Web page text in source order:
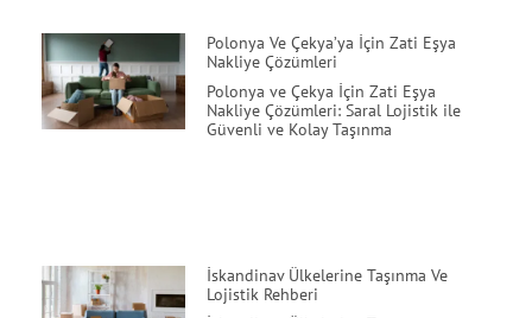
Polonya Ve Çekya’ya İçin Zati Eşya
Nakliye Çözümleri
Polonya ve Çekya İçin Zati Eşya
Nakliye Çözümleri: Saral Lojistik ile
Güvenli ve Kolay Taşınma
İskandinav Ülkelerine Taşınma Ve
Lojistik Rehberi